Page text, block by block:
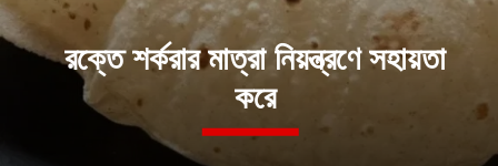
রক্তে শর্করার মাত্রা নিয়ন্ত্রণে সহায়তা
করে